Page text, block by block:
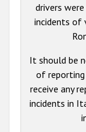
drivers
incidents of
It should be
of reporting
receive any
incidents in